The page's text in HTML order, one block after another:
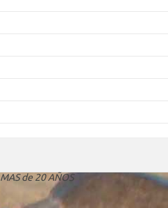
MAS de 20 AÑOS